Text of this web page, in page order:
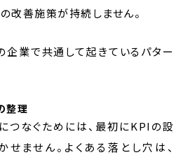
改善施策が持続しません。
企業で共通して起きているパター
整理
つなぐためには、最初にKPIの設
ません。よくある落とし穴は、